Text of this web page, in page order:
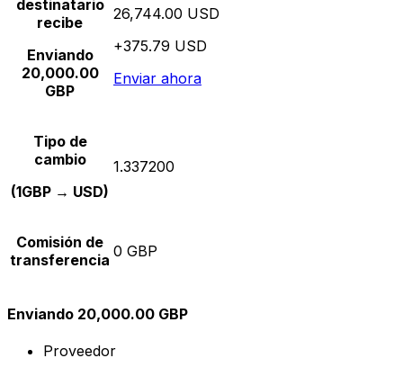
destinatario
recibe
Enviando
20,000.00
GBP
26,744.00 USD
+375.79 USD
Enviar ahora
Tipo de
cambio
(1GBP → USD)
1.337200
Comisión de
transferencia 0 GBP
Enviando 20,000.00 GBP
Proveedor